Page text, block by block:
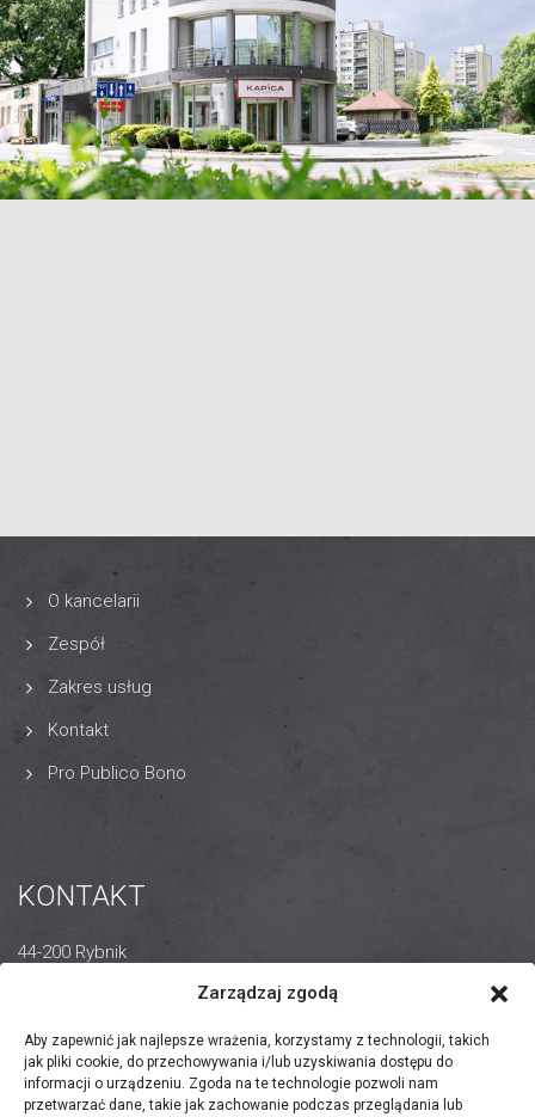
Zarządzaj zgodą
Aby zapewnić jak najlepsze wrażenia, korzystamy z technologii, takich
jak pliki cookie, do przechowywania i/lub uzyskiwania dostępu do
informacji o urządzeniu. Zgoda na te technologie pozwoli nam
przetwarzać dane, takie jak zachowanie podczas przeglądania lub
O kancelarii
Zespół
Zakres usług
Kontakt
Pro Publico Bono
KONTAKT
44-200 Rybnik
+48 32 440 8855
rybnik@zientek.com.pl